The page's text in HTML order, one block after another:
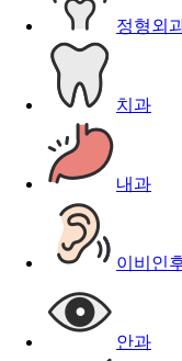
정형외
치과
내과
이비인
안과